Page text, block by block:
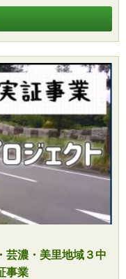
芸濃・美里地域３中
事業